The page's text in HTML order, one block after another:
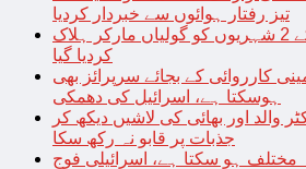
تیز رفتار ہوائوں سے خبردار کردیا
بیلجیئم میں سویڈن کے 2 شہریوں کو گولیاں مارکر ہلاک
کردیا گیا
کارروائی کے بجائے سرپرائز بھی
ہوسکتا ہے، اسرائیل کی دھمکی
والد اور بھائی کی لاشیں دیکھ کر
جذبات پر قابو نہ رکھ سکا
مختلف ہو سکتا ہے، اسرائیلی فوج